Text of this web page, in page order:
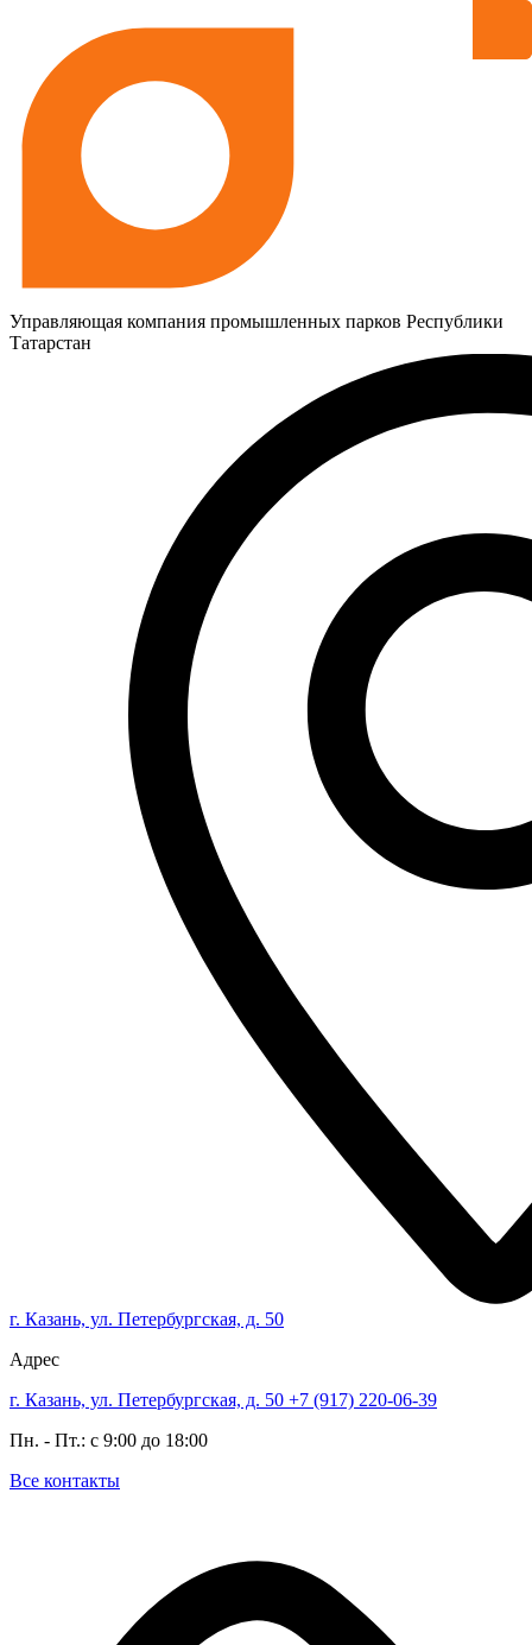
Управляющая компания промышленных парков Республики
Татарстан
г. Казань, ул. Петербургская, д. 50
Адрес
г. Казань, ул. Петербургская, д. 50 +7 (917) 220-06-39
Пн. - Пт.: с 9:00 до 18:00
Все контакты